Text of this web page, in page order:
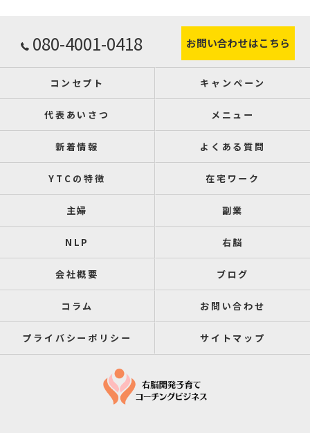
080-4001-0418 お問い合わせはこちら
コンセプト キャンペーン
代表あいさつ メニュー
新着情報 よくある質問
YTCの特徴 在宅ワーク
主婦 副業
NLP 右脳
会社概要 ブログ
コラム お問い合わせ
プライバシーポリシー サイトマップ